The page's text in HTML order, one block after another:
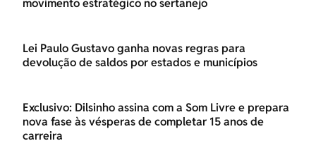
movimento estratégico no sertanejo
Lei Paulo Gustavo ganha novas regras para
devolução de saldos por estados e municípios
Exclusivo: Dilsinho assina com a Som Livre e prepara
nova fase às vésperas de completar 15 anos de
carreira